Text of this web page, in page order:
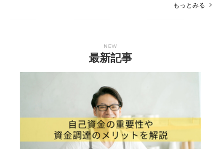
もっとみる
NEW
最新記事